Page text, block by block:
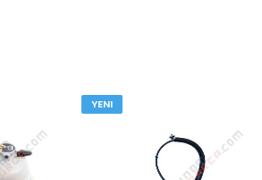
YENI